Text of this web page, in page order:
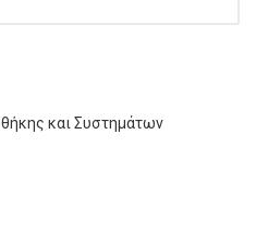
και Συστημάτων